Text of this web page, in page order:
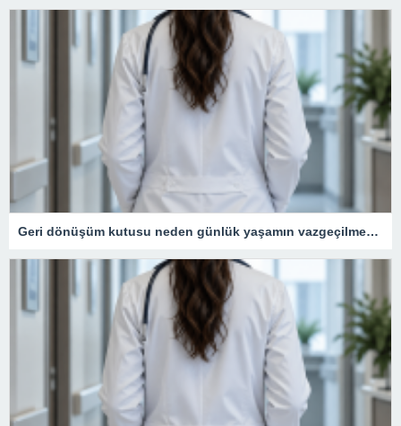
Geri dönüşüm kutusu neden günlük yaşamın vazgeçilmezidir?